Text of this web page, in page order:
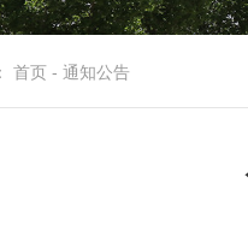
首页 - 通知公告